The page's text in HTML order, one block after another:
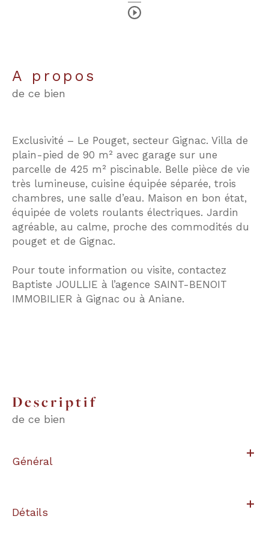
a propos
de ce bien
Exclusivité – Le Pouget, secteur Gignac. Villa de
plain-pied de 90 m² avec garage sur une
parcelle de 425 m² piscinable. Belle pièce de vie
très lumineuse, cuisine équipée séparée, trois
chambres, une salle d’eau. Maison en bon état,
équipée de volets roulants électriques. Jardin
agréable, au calme, proche des commodités du
pouget et de Gignac.
Pour toute information ou visite, contactez
Baptiste JOULLIE à l’agence SAINT-BENOIT
IMMOBILIER à Gignac ou à Aniane.
descriptif
de ce bien
Général
Détails